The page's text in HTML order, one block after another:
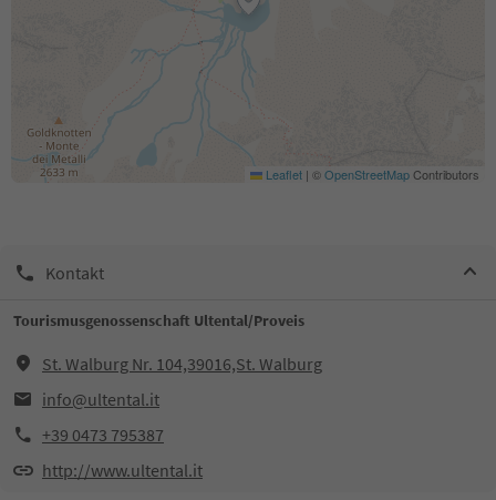
Leaflet | ©OpenStreetMapContributors
Kontakt
Tourismusgenossenschaft Ultental/Proveis
St. Walburg Nr. 104,39016,St. Walburg
info@ultental.it
+39 0473 795387
http://www.ultental.it